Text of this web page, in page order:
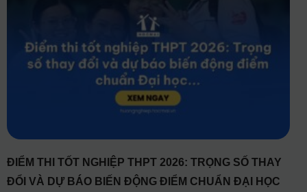
ĐIỂM THI TỐT NGHIỆP THPT 2026: TRỌNG SỐ THAY
ĐỔI VÀ DỰ BÁO BIẾN ĐỘNG ĐIỂM CHUẨN ĐẠI HỌC